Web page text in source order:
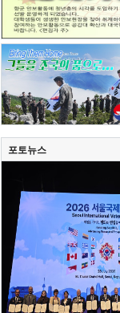
포토뉴스